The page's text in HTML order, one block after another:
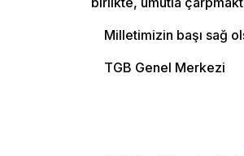
Milletimizin başı sağ
TGB Genel Merkezi